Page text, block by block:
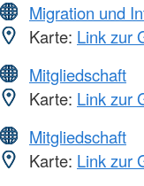
Migration und
Karte: Link zur
Mitgliedschaft
Karte: Link zur
Mitgliedschaft
Karte: Link zur